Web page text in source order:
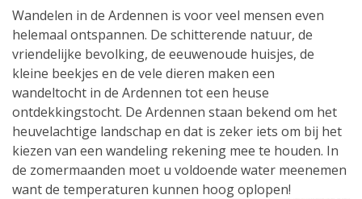
Wandelen in de Ardennen is voor veel mensen even
helemaal ontspannen. De schitterende natuur, de
vriendelijke bevolking, de eeuwenoude huisjes, de
kleine beekjes en de vele dieren maken een
wandeltocht in de Ardennen tot een heuse
ontdekkingstocht. De Ardennen staan bekend om het
heuvelachtige landschap en dat is zeker iets om bij het
kiezen van een wandeling rekening mee te houden. In
de zomermaanden moet u voldoende water meenemen
want de temperaturen kunnen hoog oplopen!